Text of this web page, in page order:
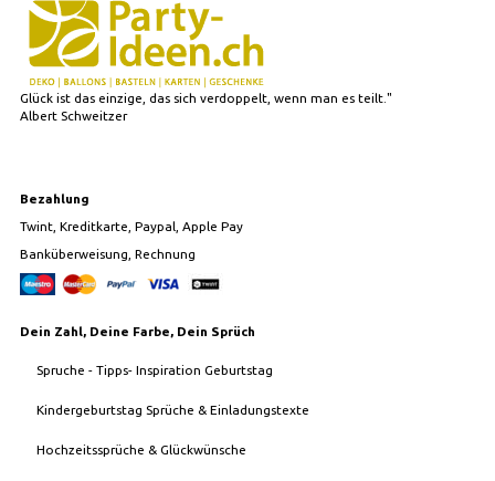
Glück ist das einzige, das sich verdoppelt, wenn man es teilt."
Albert Schweitzer
Bezahlung
Twint, Kreditkarte, Paypal, Apple Pay
Banküberweisung, Rechnung
Dein Zahl, Deine Farbe, Dein Sprüch
Spruche - Tipps- Inspiration Geburtstag
Kindergeburtstag Sprüche & Einladungstexte
Hochzeitssprüche & Glückwünsche